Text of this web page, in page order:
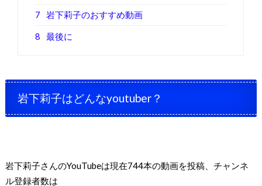
7 岩下莉子のおすすめ動画
8 最後に
岩下莉子はどんなyoutuber？
岩下莉子さんのYouTubeは現在744本の動画を投稿、チャンネ
ル登録者数は